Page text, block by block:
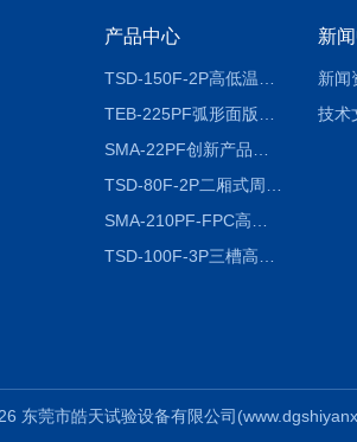
产品中心 新
新闻
技术
东莞市皓天试验设备有限公司